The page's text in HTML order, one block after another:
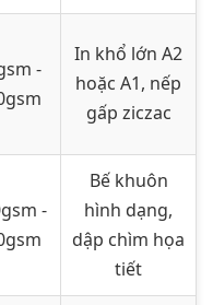
-
In khổ lớn A2
hoặc A1, nếp
gấp ziczac
-
Bế khuôn
hình dạng,
dập chìm họa
tiết